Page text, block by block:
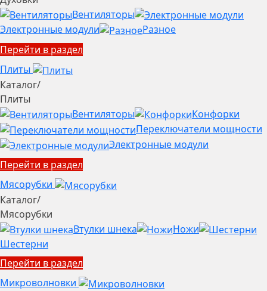
Вентиляторы
Электронные модули
Разное
Перейти в раздел
Плиты
Каталог/
Плиты
Вентиляторы
Конфорки
Переключатели мощности
Электронные модули
Перейти в раздел
Мясорубки
Каталог/
Мясорубки
Втулки шнека
Ножи
Шестерни
Перейти в раздел
Микроволновки